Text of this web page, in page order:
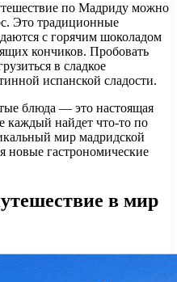
по Мадриду можно
Это традиционные
с горячим шоколадом
кончиков. Пробовать
в сладкое
испанской сладости.
блюда — это настоящая
каждый найдет что-то по
мир мадридской
новые гастрономические
в мир